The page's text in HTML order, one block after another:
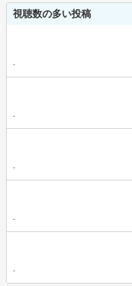
視聴数の多い投稿
-
-
-
-
-